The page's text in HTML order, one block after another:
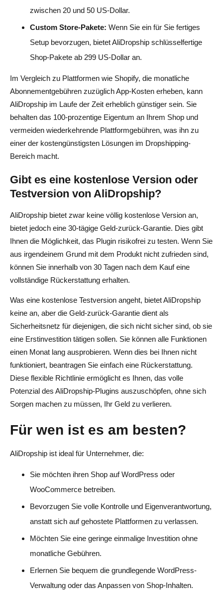
zwischen 20 und 50 US-Dollar.
Custom Store-Pakete: Wenn Sie ein für Sie fertiges
Setup bevorzugen, bietet AliDropship schlüsselfertige
Shop-Pakete ab 299 US-Dollar an.
Im Vergleich zu Plattformen wie Shopify, die monatliche
Abonnementgebühren zuzüglich App-Kosten erheben, kann
AliDropship im Laufe der Zeit erheblich günstiger sein. Sie
behalten das 100-prozentige Eigentum an Ihrem Shop und
vermeiden wiederkehrende Plattformgebühren, was ihn zu
einer der kostengünstigsten Lösungen im Dropshipping-
Bereich macht.
Gibt es eine kostenlose Version oder
Testversion von AliDropship?
AliDropship bietet zwar keine völlig kostenlose Version an,
bietet jedoch eine 30-tägige Geld-zurück-Garantie. Dies gibt
Ihnen die Möglichkeit, das Plugin risikofrei zu testen. Wenn Sie
aus irgendeinem Grund mit dem Produkt nicht zufrieden sind,
können Sie innerhalb von 30 Tagen nach dem Kauf eine
vollständige Rückerstattung erhalten.
Was eine kostenlose Testversion angeht, bietet AliDropship
keine an, aber die Geld-zurück-Garantie dient als
Sicherheitsnetz für diejenigen, die sich nicht sicher sind, ob sie
eine Erstinvestition tätigen sollen. Sie können alle Funktionen
einen Monat lang ausprobieren. Wenn dies bei Ihnen nicht
funktioniert, beantragen Sie einfach eine Rückerstattung.
Diese flexible Richtlinie ermöglicht es Ihnen, das volle
Potenzial des AliDropship-Plugins auszuschöpfen, ohne sich
Sorgen machen zu müssen, Ihr Geld zu verlieren.
Für wen ist es am besten?
AliDropship ist ideal für Unternehmer, die:
Sie möchten ihren Shop auf WordPress oder
WooCommerce betreiben.
Bevorzugen Sie volle Kontrolle und Eigenverantwortung,
anstatt sich auf gehostete Plattformen zu verlassen.
Möchten Sie eine geringe einmalige Investition ohne
monatliche Gebühren.
Erlernen Sie bequem die grundlegende WordPress-
Verwaltung oder das Anpassen von Shop-Inhalten.